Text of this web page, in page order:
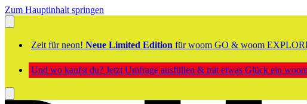
Zum Hauptinhalt springen
Zeit für neon! Neue Limited Edition für woom GO & woom
Und wo kaufst du? Jetzt Umfrage ausfüllen & mit etwas Glück ein